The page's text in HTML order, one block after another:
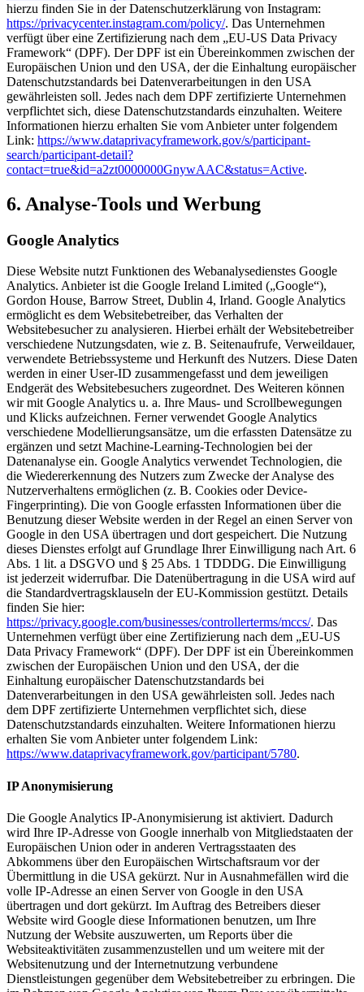
hierzu finden Sie in der Datenschutzerklärung von Instagram:
https://privacycenter.instagram.com/policy/. Das Unternehmen
verfügt über eine Zertifizierung nach dem „EU-US Data Privacy
Framework“ (DPF). Der DPF ist ein Übereinkommen zwischen der
Europäischen Union und den USA, der die Einhaltung europäischer
Datenschutzstandards bei Datenverarbeitungen in den USA
gewährleisten soll. Jedes nach dem DPF zertifizierte Unternehmen
verpflichtet sich, diese Datenschutzstandards einzuhalten. Weitere
Informationen hierzu erhalten Sie vom Anbieter unter folgendem
Link: https://www.dataprivacyframework.gov/s/participant-
search/participant-detail?
contact=true&id=a2zt0000000GnywAAC&status=Active.
6. Analyse-Tools und Werbung
Google Analytics
Diese Website nutzt Funktionen des Webanalysedienstes Google
Analytics. Anbieter ist die Google Ireland Limited („Google“),
Gordon House, Barrow Street, Dublin 4, Irland. Google Analytics
ermöglicht es dem Websitebetreiber, das Verhalten der
Websitebesucher zu analysieren. Hierbei erhält der Websitebetreiber
verschiedene Nutzungsdaten, wie z. B. Seitenaufrufe, Verweildauer,
verwendete Betriebssysteme und Herkunft des Nutzers. Diese Daten
werden in einer User-ID zusammengefasst und dem jeweiligen
Endgerät des Websitebesuchers zugeordnet. Des Weiteren können
wir mit Google Analytics u. a. Ihre Maus- und Scrollbewegungen
und Klicks aufzeichnen. Ferner verwendet Google Analytics
verschiedene Modellierungsansätze, um die erfassten Datensätze zu
ergänzen und setzt Machine-Learning-Technologien bei der
Datenanalyse ein. Google Analytics verwendet Technologien, die
die Wiedererkennung des Nutzers zum Zwecke der Analyse des
Nutzerverhaltens ermöglichen (z. B. Cookies oder Device-
Fingerprinting). Die von Google erfassten Informationen über die
Benutzung dieser Website werden in der Regel an einen Server von
Google in den USA übertragen und dort gespeichert. Die Nutzung
dieses Dienstes erfolgt auf Grundlage Ihrer Einwilligung nach Art. 6
Abs. 1 lit. a DSGVO und § 25 Abs. 1 TDDDG. Die Einwilligung
ist jederzeit widerrufbar. Die Datenübertragung in die USA wird auf
die Standardvertragsklauseln der EU-Kommission gestützt. Details
finden Sie hier:
https://privacy.google.com/businesses/controllerterms/mccs/. Das
Unternehmen verfügt über eine Zertifizierung nach dem „EU-US
Data Privacy Framework“ (DPF). Der DPF ist ein Übereinkommen
zwischen der Europäischen Union und den USA, der die
Einhaltung europäischer Datenschutzstandards bei
Datenverarbeitungen in den USA gewährleisten soll. Jedes nach
dem DPF zertifizierte Unternehmen verpflichtet sich, diese
Datenschutzstandards einzuhalten. Weitere Informationen hierzu
erhalten Sie vom Anbieter unter folgendem Link:
https://www.dataprivacyframework.gov/participant/5780.
IP Anonymisierung
Die Google Analytics IP-Anonymisierung ist aktiviert. Dadurch
wird Ihre IP-Adresse von Google innerhalb von Mitgliedstaaten der
Europäischen Union oder in anderen Vertragsstaaten des
Abkommens über den Europäischen Wirtschaftsraum vor der
Übermittlung in die USA gekürzt. Nur in Ausnahmefällen wird die
volle IP-Adresse an einen Server von Google in den USA
übertragen und dort gekürzt. Im Auftrag des Betreibers dieser
Website wird Google diese Informationen benutzen, um Ihre
Nutzung der Website auszuwerten, um Reports über die
Websiteaktivitäten zusammenzustellen und um weitere mit der
Websitenutzung und der Internetnutzung verbundene
Dienstleistungen gegenüber dem Websitebetreiber zu erbringen. Die